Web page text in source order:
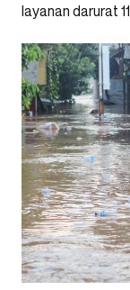
layanan darurat